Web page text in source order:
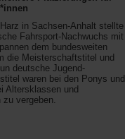
in Sachsen-Anhalt stellte
Fahrsport-Nachwuchs mit
dem bundesweiten
die Meisterschaftstitel und
deutsche Jugend-
waren bei den Ponys und
Altersklassen und
zu vergeben.